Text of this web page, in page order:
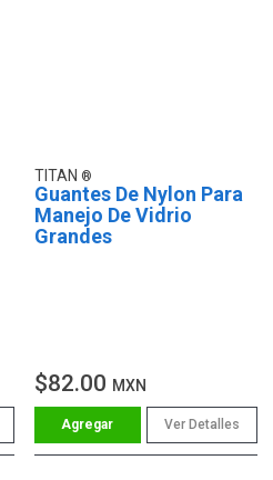
TITAN
Guantes De Nylon Para
Manejo De Vidrio
Grandes
$82.00 MXN
Ver Detalles